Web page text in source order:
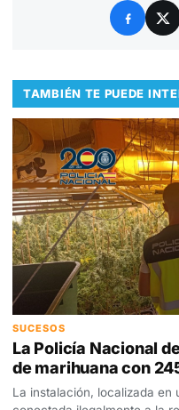
TAMBIÉN TE PUEDE
SUCESOS
La Policía Nacional
de marihuana con
La instalación, localizada en